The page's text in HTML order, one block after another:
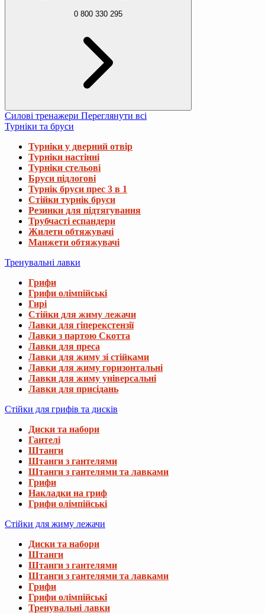
0 800 330 295
Силові тренажери Переглянути всі
Турніки та бруси
Турніки у дверний отвір
Турніки настінні
Турніки стельові
Бруси підлогові
Турнік бруси прес 3 в 1
Стійки турнік бруси
Резинки для підтягування
Трубчасті еспандери
Жилети обтяжувачі
Манжети обтяжувачі
Тренувальні лавки
Грифи
Грифи олімпійські
Гирі
Стійки для жиму лежачи
Лавки для гіперекстензії
Лавки з партою Скотта
Лавки для преса
Лавки для жиму зі стійками
Лавки для жиму горизонтальні
Лавки для жиму універсальні
Лавки для присідань
Стійки для грифів та дисків
Диски та набори
Гантелі
Штанги
Штанги з гантелями
Штанги з гантелями та лавками
Грифи
Накладки на гриф
Грифи олімпійські
Стійки для жиму лежачи
Диски та набори
Штанги
Штанги з гантелями
Штанги з гантелями та лавками
Грифи
Грифи олімпійські
Тренувальні лавки